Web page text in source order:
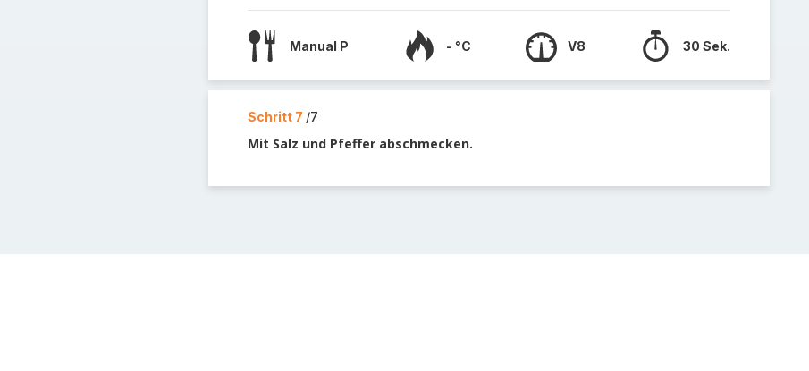
Manual P - °C V8 30 Sek.
Schritt 7 /7
Mit Salz und Pfeffer abschmecken.